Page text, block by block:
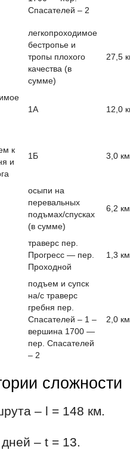
Спасателей – 2
легкопроходимое
бестропье и
тропы плохого
качества (в
сумме)
27,5
1А 12,0
к
и
1Б 3,0 км
осыпи на
перевальных
подъмах/спусках
(в сумме)
6,2 км
траверс пер.
Прогресс — пер.
Проходной
1,3 км
подъем и супск
на/с траверс
гребня пер.
Спасателей – 1 –
вершина 1700 —
пер. Спасателей
– 2
2,0 км
сложности
– l = 148 км.
– t = 13.